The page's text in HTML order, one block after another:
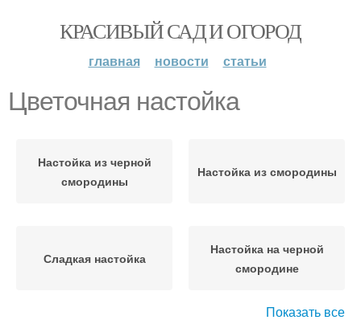
КРАСИВЫЙ САД И ОГОРОД
главная новости статьи
Цветочная настойка
Настойка из черной
смородины
Настойка из смородины
Сладкая настойка
Настойка на черной
смородине
Показать все